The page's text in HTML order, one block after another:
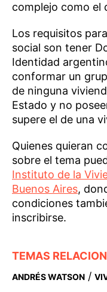
complejo como el
Los requisitos
social son tener
Identidad
conformar un
de ninguna
Estado y no
supere el de una
Quienes quieran
sobre el tema
Instituto de la
Buenos Aires,
condiciones
inscribirse.
TEMAS
ANDRÉS WATSON /